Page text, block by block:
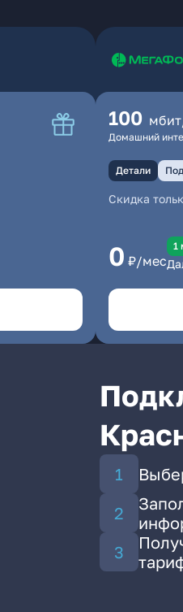
100
Домашний
Детали
Скидка
0 ₽/мес
1